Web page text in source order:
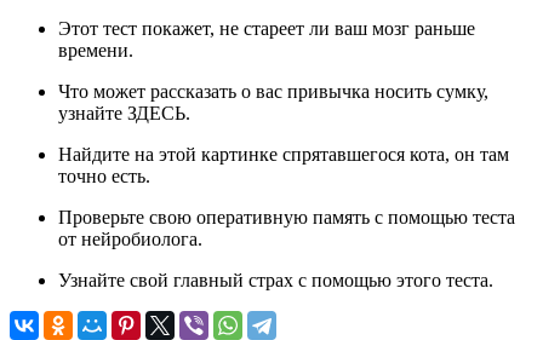
Этот тест покажет, не стареет ли ваш мозг раньше
времени.
Что может рассказать о вас привычка носить сумку,
узнайте ЗДЕСЬ.
Найдите на этой картинке спрятавшегося кота, он там
точно есть.
Проверьте свою оперативную память с помощью теста
от нейробиолога.
Узнайте свой главный страх с помощью этого теста.